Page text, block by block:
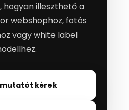
hogyan illeszthető a
webshophoz, fotós
vagy white label
kérek